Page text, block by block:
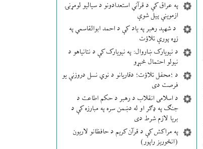
په عراق کې د قرآني استعدادونو د سیالیو لومړنۍ
ازموینې پیل شوې
د شهید رهبر په یاد کې د احمد ابوالقاسمي په
زړه پورې تلاؤت
د نیویارک ښاروال: په نیویارک کې د نتانیاهو د
نیولو احتمال څېړو
د ؛محفل تلاؤت؛ دقاریانو د نوي نسل دروزنې یو
فرصت دی
د اسلامی انقلاب د رهبر د حکم اطاعت د
جنګ په ډګر او له دښمن سره په مبارزه کې د
بریا لازم شرط دی
په مراکش کې د قرآن کریم د حافظانو لاریون
(انځوریز راپور)